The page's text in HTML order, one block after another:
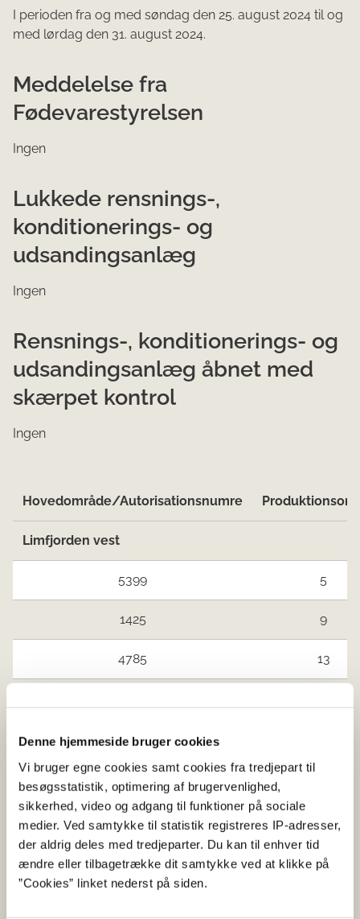
Denne hjemmeside bruger cookies
Vi bruger egne cookies samt cookies fra tredjepart til
besøgsstatistik, optimering af brugervenlighed,
sikkerhed, video og adgang til funktioner på sociale
medier. Ved samtykke til statistik registreres IP-adresser,
der aldrig deles med tredjeparter. Du kan til enhver tid
ændre eller tilbagetrække dit samtykke ved at klikke på
”Cookies” linket nederst på siden.
I perioden fra og med søndag den 25. august 2024 til og
med lørdag den 31. august 2024.​
Meddelelse fra
Fødevarestyrelsen
Ingen
Lukkede rensnings-,
konditionerings- og
udsandingsanlæg
Ingen
Rensnings-, konditionerings- og
udsandingsanlæg åbnet med
skærpet kontrol
Ingen
Hovedområde/Autorisationsnumre
Limfjorden vest
5399 5
1425 9
4785 13
4568
Limfjorden øst og Mariager Fjord Ingen
Kattegat nord Ingen
Jyllands østkyst syd for Djursland
og Fyn
1431 68